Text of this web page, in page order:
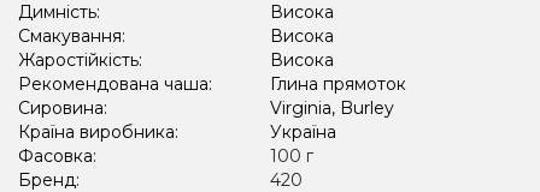
Димність:
Висока
Смакування:
Висока
Жаростійкість:
Висока
Рекомендована чаша:
Глина прямоток
Сировина:
Virginia, Burley
Країна виробника:
Україна
Фасовка:
100 г
Бренд:
420